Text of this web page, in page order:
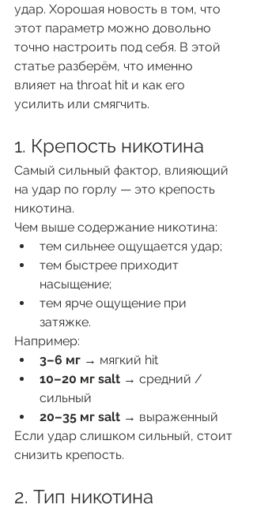
удар. Хорошая новость в том, что
этот параметр можно довольно
точно настроить под себя. В этой
статье разберём, что именно
влияет на throat hit и как его
усилить или смягчить.
1. Крепость никотина
Самый сильный фактор, влияющий
на удар по горлу — это крепость
никотина.
Чем выше содержание никотина:
тем сильнее ощущается удар;
тем быстрее приходит
насыщение;
тем ярче ощущение при
затяжке.
Например:
3–6 мг → мягкий hit
10–20 мг salt → средний /
сильный
20–35 мг salt → выраженный
Если удар слишком сильный, стоит
снизить крепость.
2. Тип никотина